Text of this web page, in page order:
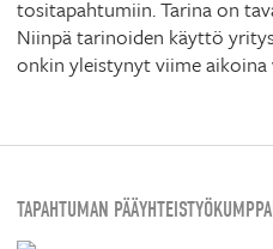
tositapahtumiin. Tarina on
Niinpä tarinoiden käyttö
onkin yleistynyt viime aikoina
TAPAHTUMAN